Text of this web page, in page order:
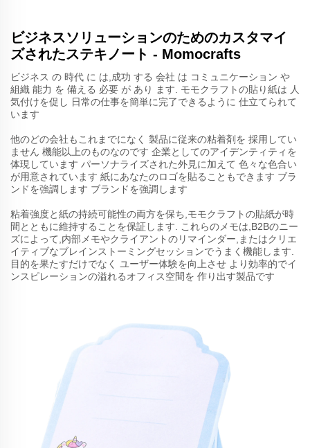
ビジネスソリューションのためのカスタマイ
ズされたステキノート - Momocrafts
ビジネス の 時代 に は,成功 する 会社 は コミュニケーション や
組織 能力 を 備える 必要 が あり ます. モモクラフトの貼り紙は 人
気付けを促し 日常の仕事を簡単に完了できるように 仕立てられて
います
他のどの会社もこれまでになく 製品に従来の粘着剤を 採用してい
ません 機能以上のものなのです 企業としてのアイデンティティを
体現しています パーソナライズされた外見に加えて 色々な色合い
が用意されています 紙にあなたのロゴを貼ることもできます ブラ
ンドを強調します ブランドを強調します
粘着強度と紙の持続可能性の両方を保ち,モモクラフトの貼紙が時
間とともに維持することを保証します. これらのメモは,B2Bのニー
ズによって,内部メモやクライアントのリマインダー,またはクリエ
イティブなブレインストーミングセッションでうまく機能します.
目的を果たすだけでなく ユーザー体験を向上させ より効率的でイ
ンスピレーションの溢れるオフィス空間を 作り出す製品です